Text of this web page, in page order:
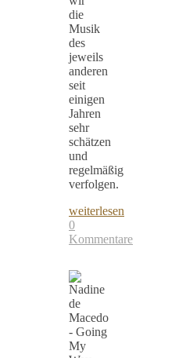
die
Musik
des
jeweils
anderen
seit
einigen
Jahren
sehr
schätzen
und
regelmäßig
verfolgen.
weiterlesen
0
Kommentare